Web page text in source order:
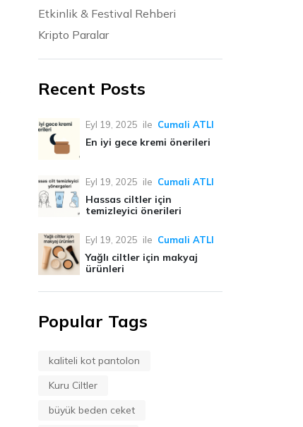
Etkinlik & Festival Rehberi
Kripto Paralar
Recent Posts
Eyl 19, 2025 ile Cumali ATLI
En iyi gece kremi önerileri
Eyl 19, 2025 ile Cumali ATLI
Hassas ciltler için
temizleyici önerileri
Eyl 19, 2025 ile Cumali ATLI
Yağlı ciltler için makyaj
ürünleri
Popular Tags
kaliteli kot pantolon
Kuru Ciltler
büyük beden ceket